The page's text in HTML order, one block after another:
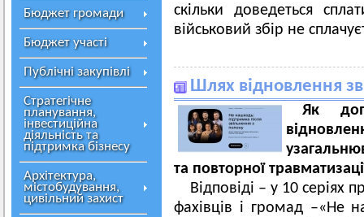
Бюджет громади
Бюджет участі
Публічні закупівлі
Стратегічне
планування,
інвестиційна
діяльність та
підтримка бізнесу
Архітектура,
містобудування,
цивільний захист
скільки доведеться
військовий збір не
Шлях відновлення
Як
та повторної
Відповіді – у 10 серіях
фахівців і громад –«Не